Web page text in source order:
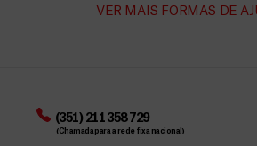
VER MAIS FORMAS DE
(351) 211 358 729
(Chamada para a rede fixa nacional)